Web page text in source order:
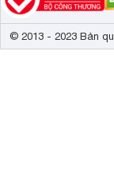
© 2013 - 2023 Bản